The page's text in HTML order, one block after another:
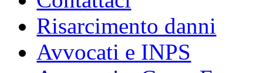
Risarcimento danni
Avvocati e INPS